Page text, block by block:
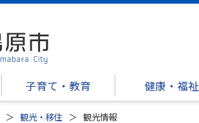
子育て・教育 健康・福祉
観光・移住 観光情報